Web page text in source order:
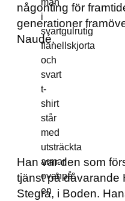
någonting för
generationer
Naudé.
Han var den som
tjänst på dåvarande
Stegra, i Boden.